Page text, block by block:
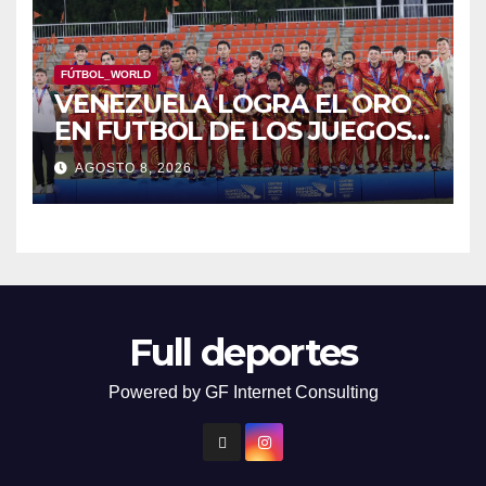
FÚTBOL_WORLD
VENEZUELA LOGRA EL ORO
EN FUTBOL DE LOS JUEGOS
CAC
AGOSTO 8, 2026
Full deportes
Powered by GF Internet Consulting